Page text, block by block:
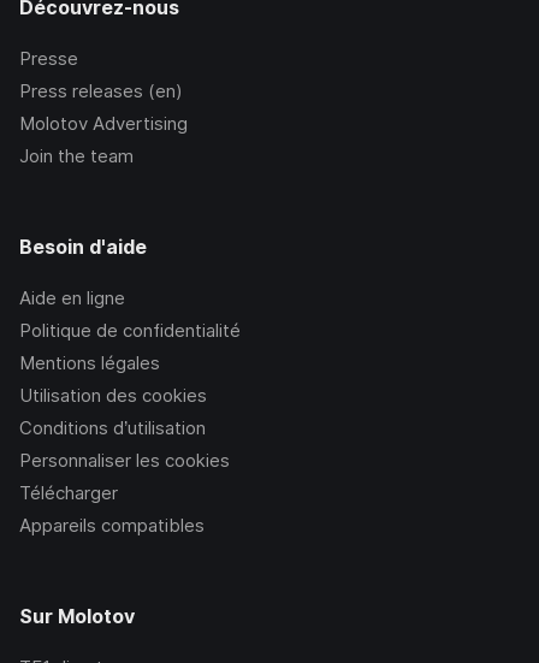
Découvrez-nous
Presse
Press releases (en)
Molotov Advertising
Join the team
Besoin d'aide
Aide en ligne
Politique de confidentialité
Mentions légales
Utilisation des cookies
Conditions d’utilisation
Personnaliser les cookies
Télécharger
Appareils compatibles
Sur Molotov